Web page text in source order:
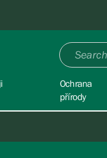
Ochrana
přírody